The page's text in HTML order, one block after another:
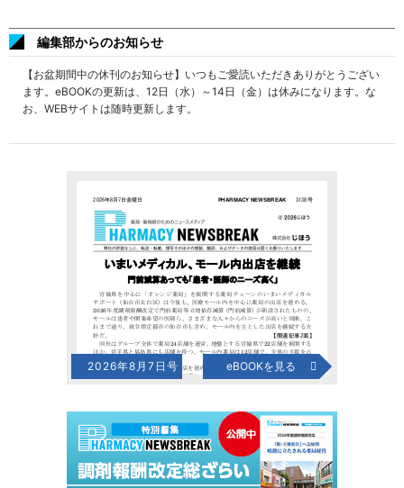
編集部からのお知らせ
【お盆期間中の休刊のお知らせ】いつもご愛読いただきありがとうござい
ます。eBOOKの更新は、12日（水）～14日（金）は休みになります。な
お、WEBサイトは随時更新します。
2026年8月7日号 eBOOKを見る